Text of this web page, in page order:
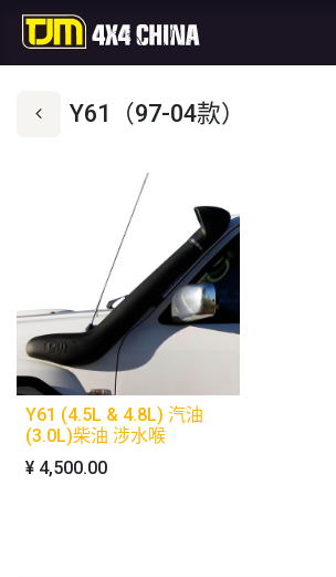
Y61（97-04款）
Y61 (4.5L & 4.8L) 汽油
(3.0L)柴油 涉水喉
¥ 4,500.00